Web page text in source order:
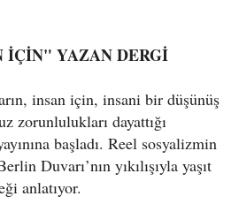
İÇİN" YAZAN DERGİ
insan için, insani bir düşünüş
zorunlulukları dayattığı
başladı. Reel sosyalizmin
Duvarı’nın yıkılışıyla yaşıt
anlatıyor.